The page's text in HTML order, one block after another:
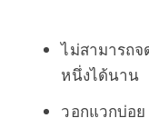
ไม่สามารถจ
หนึ่งได้นาน
วอกแวกบ่อย